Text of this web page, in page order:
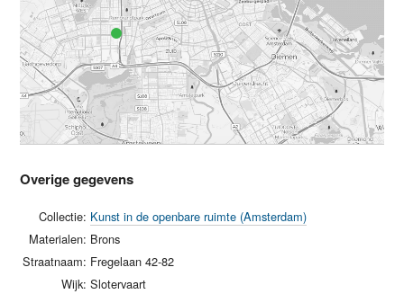
Overige gegevens
Collectie: Kunst in de openbare ruimte (Amsterdam)
Materialen: Brons
Straatnaam: Fregelaan 42-82
Wijk: Slotervaart